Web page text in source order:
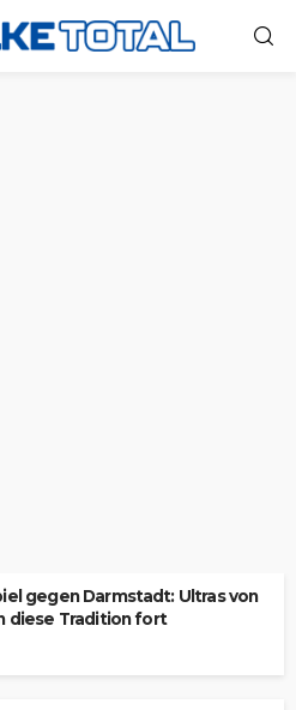
gegen Darmstadt: Ultras von
diese Tradition fort